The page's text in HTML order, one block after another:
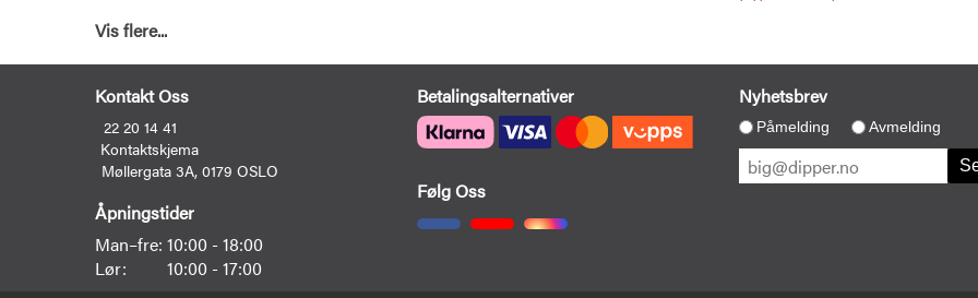
Vis flere...
Kontakt Oss
22 20 14 41
Kontaktskjema
Møllergata 3A, 0179 OSLO
Åpningstider
Man–fre: 10:00 - 18:00
Lør:
10:00 - 17:00
Betalingsalternativer
Følg Oss
Nyhetsbrev
Påmelding Avmelding